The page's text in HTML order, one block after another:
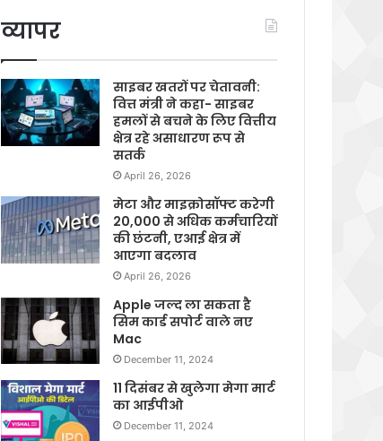
व्यापर
साइबर खतरों पर चेतावनी:
वित्त मंत्री ने कहा- साइबर
हमलों से बचने के लिए वित्तीय
क्षेत्र रहे असाधारण रूप से
सतर्क
April 26, 2026
मेटा और माइक्रोसॉफ्ट करेगी
20,000 से अधिक कर्मचारियों
की छंटनी, एआई क्षेत्र में
आएगा बदलाव
April 26, 2026
Apple जल्द ला सकता है
सिम कार्ड सपोर्ट वाले नए
Mac
December 11, 2024
11 दिसंबर से खुलेगा मेगा मार्ट
का आईपीओ
December 11, 2024